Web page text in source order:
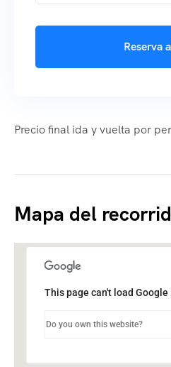
Precio final ida y vuelta por
Mapa del
This page can't load
Do you own this website?
Reserva